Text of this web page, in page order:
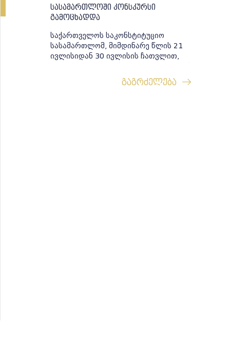
სასამართლოში კონსკურსი
გამოცხადდა
საქართველოს საკონსტიტუციო
სასამართლომ, მიმდინარე წლის 21
ივლისიდან 30 ივლისის ჩათვლით,
შემდეგ ვაკანსიებზე: სამართლებრივი
უზრუნველყოფისა და კვლ...
გაგრძელება